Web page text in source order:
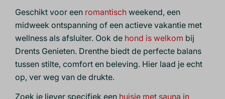
Geschikt voor een romantisch weekend, een
midweek ontspanning of een actieve vakantie met
wellness als afsluiter. Ook de hond is welkom bij
Drents Genieten. Drenthe biedt de perfecte balans
tussen stilte, comfort en beleving. Hier laad je echt
op, ver weg van de drukte.
Zoek je liever specifiek een huisje met sauna in